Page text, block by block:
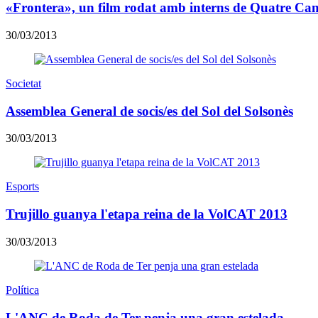
«Frontera», un film rodat amb interns de Quatre
30/03/2013
Societat
Assemblea General de socis/es del Sol del Solsonès
30/03/2013
Esports
Trujillo guanya l'etapa reina de la VolCAT 2013
30/03/2013
Política